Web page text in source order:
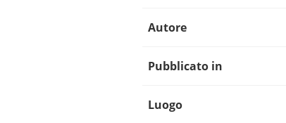
Autore
Pubblicato in
Luogo